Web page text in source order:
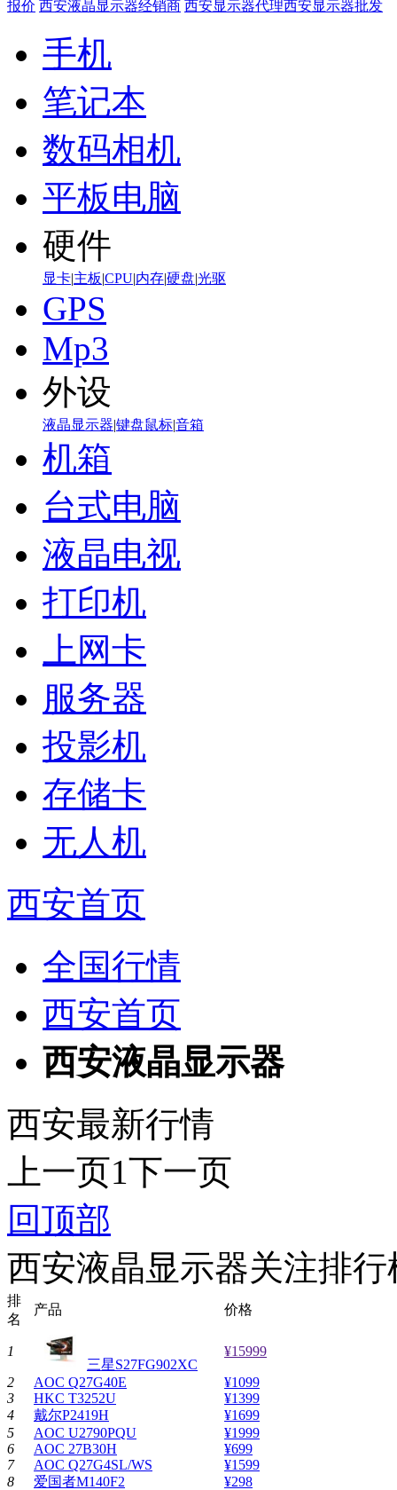
报价 西安液晶显示器经销商 西安显示器代理西安显示器批发
手机
笔记本
数码相机
平板电脑
硬件
显卡|主板|CPU|内存|硬盘|光驱
GPS
Mp3
外设
液晶显示器|键盘鼠标|音箱
机箱
台式电脑
液晶电视
打印机
上网卡
服务器
投影机
存储卡
无人机
西安首页
全国行情
西安首页
西安液晶显示器
西安最新行情
上一页1下一页
回顶部
西安液晶显示器关注排行
排
名
产品 价格
1
三星S27FG902XC
¥15999
2 AOC Q27G40E
¥1099
3
HKC T3252U
¥1399
4
戴尔P2419H
¥1699
5
AOC U2790PQU
¥1999
6
AOC 27B30H
¥699
7
AOC Q27G4SL/WS
¥1599
8
爱国者M140F2
¥298